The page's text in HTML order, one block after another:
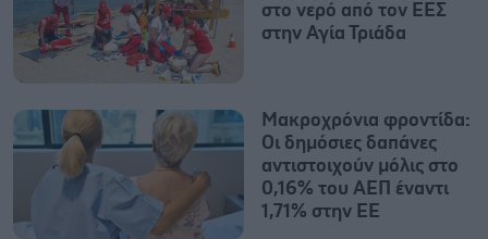
στο νερό από τον ΕΕΣ
στην Αγία Τριάδα
Mακροχρόνια φροντίδα:
Oι δημόσιες δαπάνες
αντιστοιχούν μόλις στο
0,16% του ΑΕΠ έναντι
1,71% στην ΕΕ